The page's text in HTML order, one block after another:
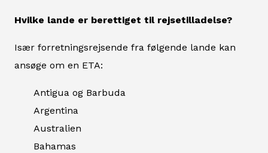
Hvilke lande er berettiget til rejsetilladelse?
Især forretningsrejsende fra følgende lande kan
ansøge om en ETA:
Antigua og Barbuda
Argentina
Australien
Bahamas